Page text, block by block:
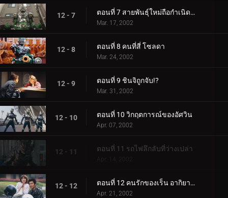
12 - 7 ตอนที่ 7 สายพันธุ์ใหม่ถือกำเนิดขึ้น?
Mar. 17, 2002
12 - 8 ตอนที่ 8 คนที่สี่ โซลดา
Mar. 24, 2002
12 - 9 ตอนที่ 9 ชินจิถูกจับ!?
Mar. 31, 2002
12 - 10 ตอนที่ 10 วิกฤตการณ์ของอัศวิน
Apr. 07, 2002
12 - 11 ตอนที่ 11 รถไฟลึกลับที่ว่างเปล่า
Apr. 14, 2002
12 - 12 ตอนที่ 12 คนรักของเร็น อากิยามะ
Apr. 21, 2002